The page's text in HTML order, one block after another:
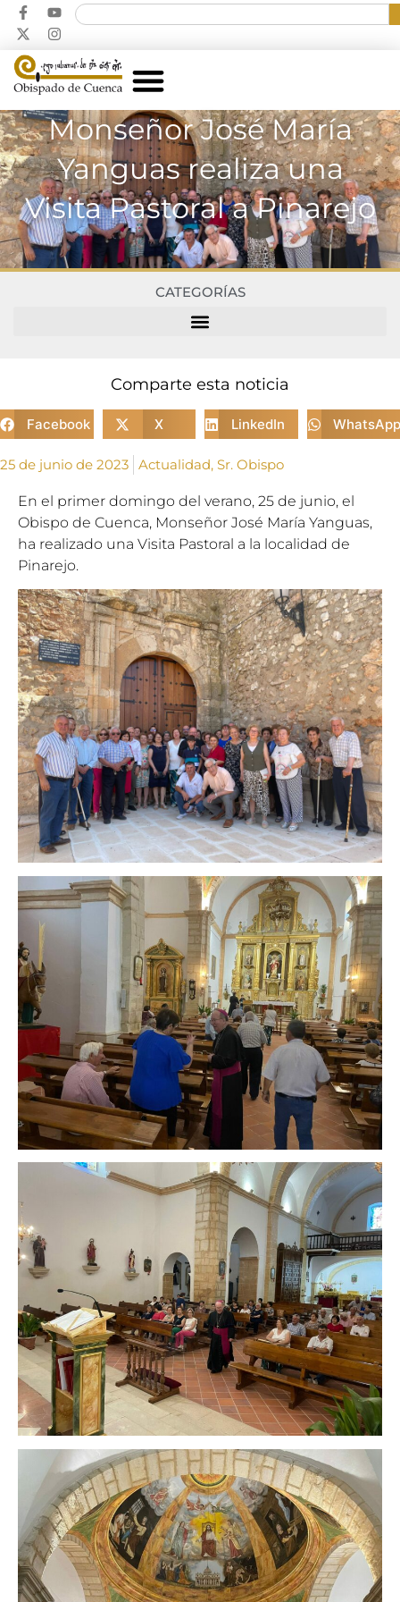
Monseñor José María
Yanguas realiza una
Visita Pastoral a Pinarejo
CATEGORÍAS
Comparte esta noticia
Facebook X LinkedIn WhatsApp
25 de junio de 2023 Actualidad, Sr. Obispo
En el primer domingo del verano, 25 de junio, el
Obispo de Cuenca, Monseñor José María Yanguas,
ha realizado una Visita Pastoral a la localidad de
Pinarejo.